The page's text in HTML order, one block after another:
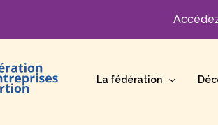
La fédération